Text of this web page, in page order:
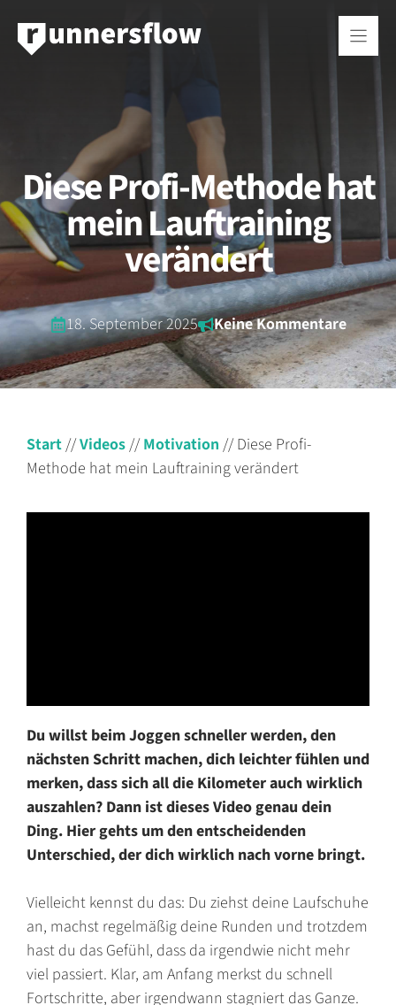
Inhalt
springen
Diese Profi-Methode hat
mein Lauftraining
verändert
18. September 2025 Keine Kommentare
Start//Videos//Motivation //Diese Profi-
Methode hat mein Lauftraining verändert
Du willst beim Joggen schneller werden, den
nächsten Schritt machen, dich leichter fühlen und
merken, dass sich all die Kilometer auch wirklich
auszahlen? Dann ist dieses Video genau dein
Ding. Hier gehts um den entscheidenden
Unterschied, der dich wirklich nach vorne bringt.
Vielleicht kennst du das: Du ziehst deine Laufschuhe
an, machst regelmäßig deine Runden und trotzdem
hast du das Gefühl, dass da irgendwie nicht mehr
viel passiert. Klar, am Anfang merkst du schnell
Fortschritte, aber irgendwann stagniert das Ganze.